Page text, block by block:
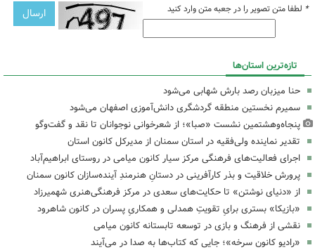
* لطفا متن تصویر را در جعبه متن وارد کنید
تازه‌ترین استان‌ها
حنا میزبان رصد بارش شهابی می‌شود
سمیرم نخستین منطقه گردشگری دانش‌آموزی اصفهان می‌شود
پنجاه‌وهشتمین نشست «صبا»؛ از شعرخوانی نوجوانان تا نقد و گفت‌وگو
تقدیر نماینده ولی‌فقیه در استان سمنان از مدیرکل کانون استان
اجرای فعالیت‌های فرهنگی مرکز سیار کانون میامی در روستای ابراهیم‌آباد
پرورش خلاقیت و بذر کارآفرینی در دستانِ هنرمندِ آینده‌سازان کانون سمنان
از «دنیای نوشتن» تا حکایت‌های سعدی در مرکز فرهنگی‌هنری شهمیرزاد
«بازیکا» بستری برایِ تقویتِ همدلی و همکاریِ پسران در کانون شاهرود
نقشی از فرهنگ و بازی در توسعه تابستانه کانون میامی
«رادیو کانون سرخه»؛ جایی که کتاب‌ها به صدا در می‌آیند